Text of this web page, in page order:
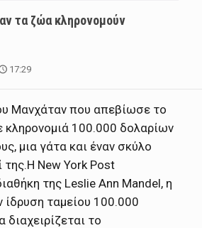
τα ζώα κληρονομούν
17:29
Μανχάταν που απεβίωσε το
κληρονομιά 100.000 δολαρίων
μια γάτα και έναν σκύλο
της.Η New York Post
της Leslie Ann Μandel, η
ίδρυση ταμείου 100.000
το